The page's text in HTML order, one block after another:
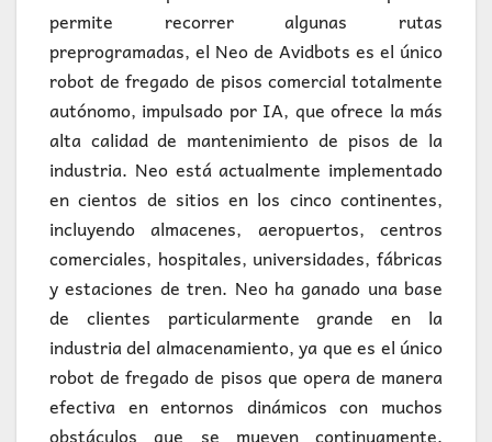
permite recorrer algunas rutas
preprogramadas, el Neo de Avidbots es el único
robot de fregado de pisos comercial totalmente
autónomo, impulsado por IA, que ofrece la más
alta calidad de mantenimiento de pisos de la
industria. Neo está actualmente implementado
en cientos de sitios en los cinco continentes,
incluyendo almacenes, aeropuertos, centros
comerciales, hospitales, universidades, fábricas
y estaciones de tren. Neo ha ganado una base
de clientes particularmente grande en la
industria del almacenamiento, ya que es el único
robot de fregado de pisos que opera de manera
efectiva en entornos dinámicos con muchos
obstáculos que se mueven continuamente.